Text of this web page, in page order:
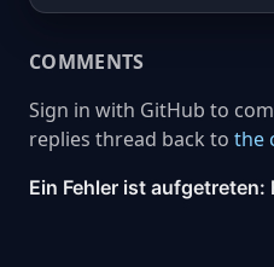
COMMENTS
Sign in with GitHub to
replies thread back to the